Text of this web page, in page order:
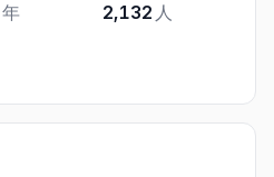
年 2,132 人